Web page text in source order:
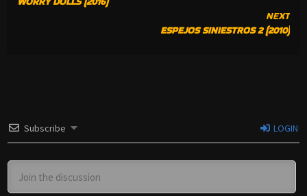
READING
NEXT
ESPEJOS SINIESTROS 2 (2010)
Subscribe LOGIN